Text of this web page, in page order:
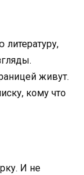
литературу,
живут.
кому что
И не